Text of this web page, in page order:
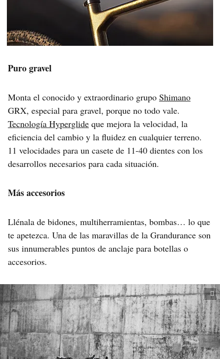
Puro gravel
Monta el conocido y extraordinario grupo Shimano
GRX, especial para gravel, porque no todo vale.
Tecnología Hyperglide que mejora la velocidad, la
eficiencia del cambio y la fluidez en cualquier terreno.
11 velocidades para un casete de 11-40 dientes con los
desarrollos necesarios para cada situación.
Más accesorios
Llénala de bidones, multiherramientas, bombas… lo que
te apetezca. Una de las maravillas de la Grandurance son
sus innumerables puntos de anclaje para botellas o
accesorios.